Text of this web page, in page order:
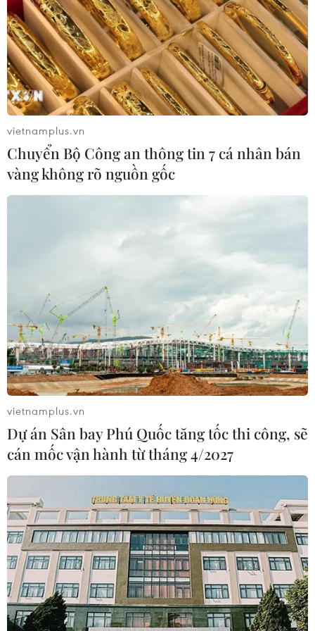
2020 khi mà Việt Nam làm Chủ tịch.
Triển vọng tăng trưởng lạc quan của khu
vực ASEAN+3 trong năm 2020
17/01/2020 11:18
Theo dự báo trong năm 2020, tăng trưởng kinh tế khu
vực ASEAN+3 sẽ tích cực trong bối cảnh các trở ngại rủi
ro địa chính trị và tình hình mất ổn định thương mại
đang trở nên dịu bớt.
vietnamplus.vn
Chuyển Bộ Công an thông tin 7 cá nhân bán
vàng không rõ nguồn gốc
vietnamplus.vn
Dự án Sân bay Phú Quốc tăng tốc thi công, sẽ
cán mốc vận hành từ tháng 4/2027